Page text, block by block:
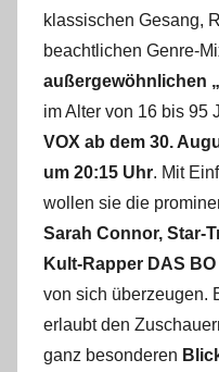
klassischen Gesang,
beachtlichen Genre-
außergewöhnlichen
im Alter von 16 bis 95
VOX ab dem 30.
um 20:15 Uhr. Mit
wollen sie die
Sarah Connor, Star-
Kult-Rapper DAS BO
von sich überzeugen.
erlaubt den
ganz besonderen